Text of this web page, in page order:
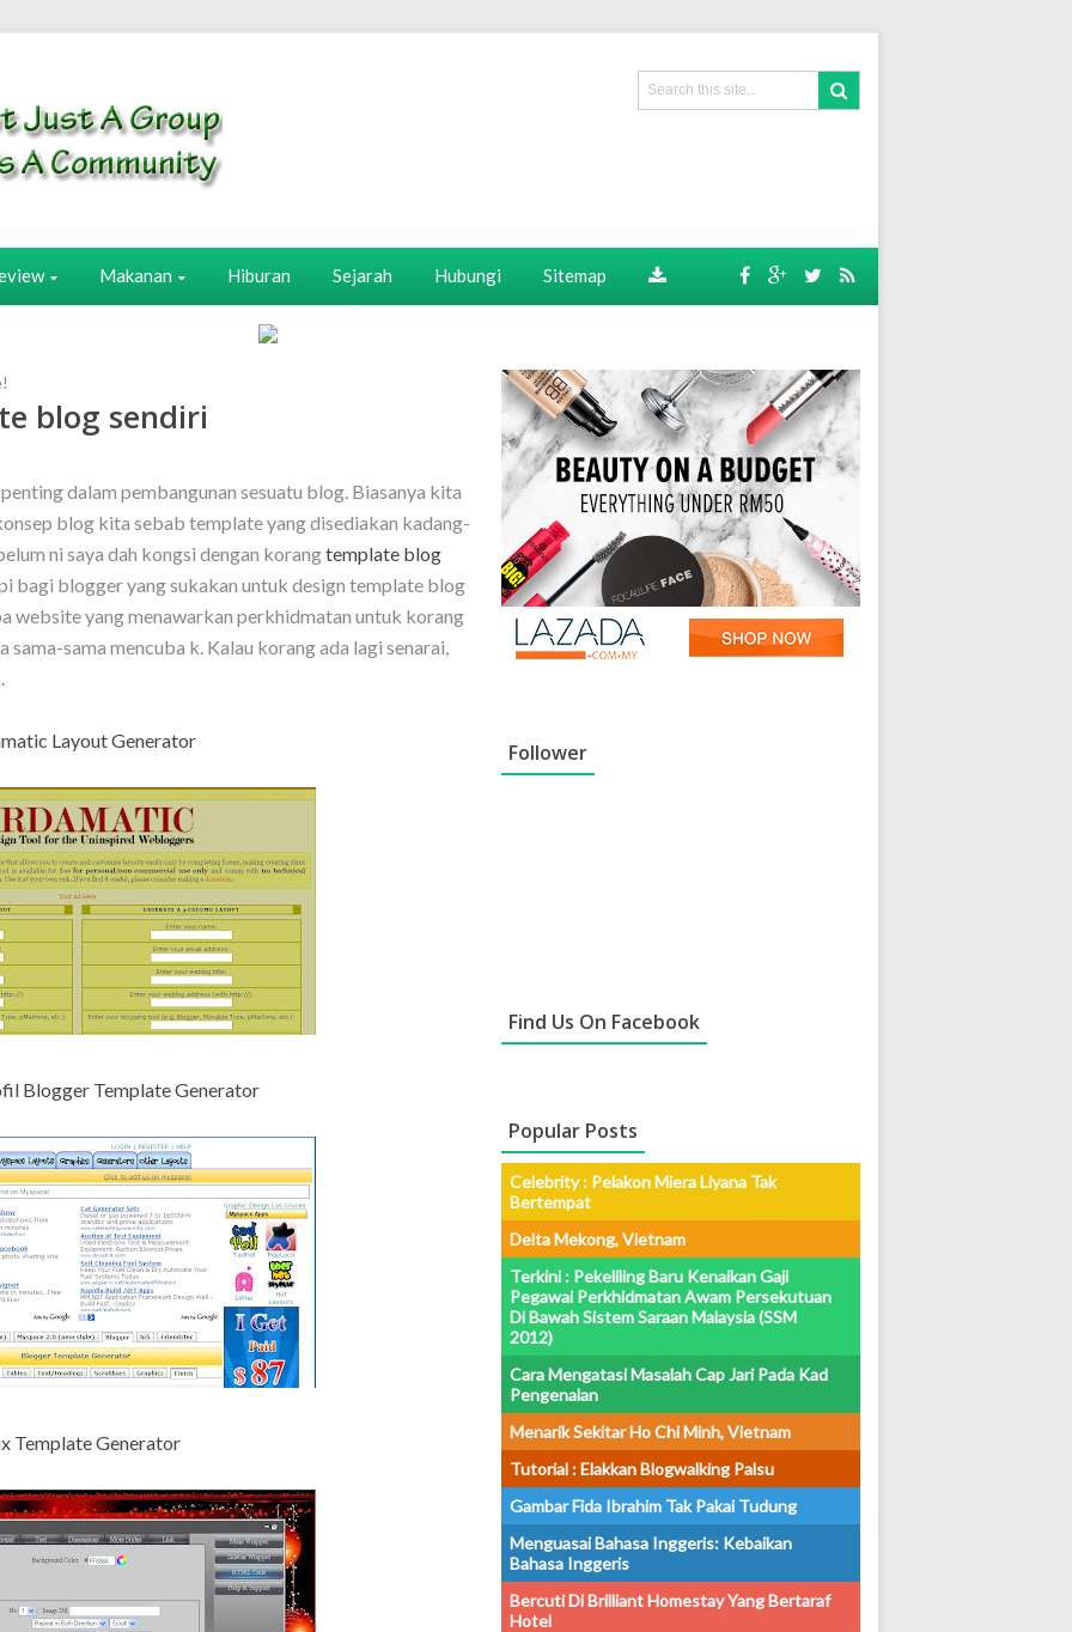
Makanan Hiburan Sejarah Hubungi Sitemap
blog sendiri
dalam pembangunan sesuatu blog. Biasanya kita
blog kita sebab template yang disediakan kadang-
ni saya dah kongsi dengan korangtemplate blog
bagi blogger yang sukakan untuk design template blog
website yang menawarkan perkhidmatan untuk korang
sama mencuba k. Kalau korang ada lagi senarai,
Layout Generator
Blogger Template Generator
Template Generator
Follower
Find Us On Facebook
Popular Posts
Celebrity : Pelakon Miera Liyana Tak
Bertempat
Delta Mekong, Vietnam
Terkini : Pekeliling Baru Kenaikan Gaji
Pegawai Perkhidmatan Awam Persekutuan
Di Bawah Sistem Saraan Malaysia (SSM
2012)
Cara Mengatasi Masalah Cap Jari Pada Kad
Pengenalan
Menarik Sekitar Ho Chi Minh, Vietnam
Tutorial : Elakkan Blogwalking Palsu
Gambar Fida Ibrahim Tak Pakai Tudung
Menguasai Bahasa Inggeris: Kebaikan
Bahasa Inggeris
Bercuti Di Brilliant Homestay Yang Bertaraf
Hotel